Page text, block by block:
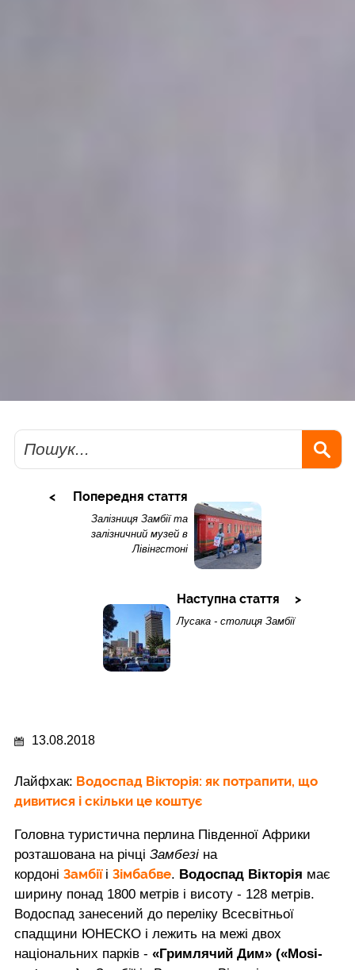
Пошук
Попередня стаття
Залізниця Замбії та
залізничний музей в
Лівінгстоні
Наступна стаття
Лусака - столиця Замбії
13.08.2018
Лайфхак: Водоспад Вікторія: як потрапити, що
дивитися і скільки це коштує
Головна туристична перлина Південної Африки
розташована на річці Замбезі на
кордоні Замбії і Зімбабве. Водоспад Вікторія має
ширину понад 1800 метрів і висоту - 128 метрів.
Водоспад занесений до переліку Всесвітньої
спадщини ЮНЕСКО і лежить на межі двох
національних парків - «Гримлячий Дим» («Mosi-